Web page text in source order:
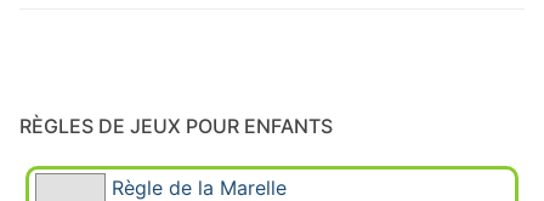
RÈGLES DE JEUX POUR ENFANTS
Règle de la Marelle